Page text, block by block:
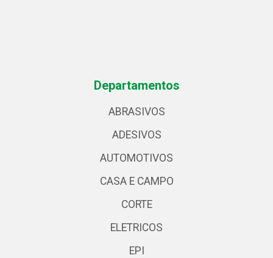
Departamentos
ABRASIVOS
ADESIVOS
AUTOMOTIVOS
CASA E CAMPO
CORTE
ELETRICOS
EPI